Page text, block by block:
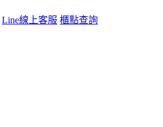
Line線上客服 櫃點查詢